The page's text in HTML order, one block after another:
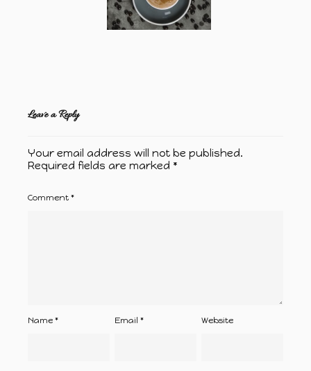
Leave a Reply
Your email address will not be published.
Required fields are marked *
Comment *
Name * Email* Website